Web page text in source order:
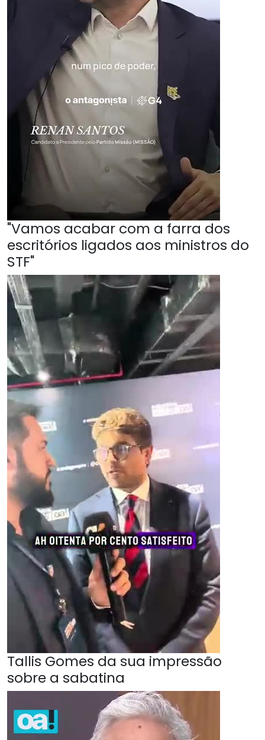
"Vamos acabar com a farra dos
escritórios ligados aos ministros do
STF"
Tallis Gomes da sua impressão
sobre a sabatina